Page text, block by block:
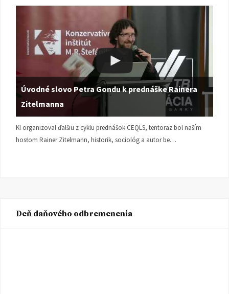
Úvodné slovo Petra Gondu k prednáške Rainera
Zitelmanna
KI organizoval ďalšiu z cyklu prednášok CEQLS, tentoraz bol naším
hosťom Rainer Zitelmann, historik, sociológ a autor be…
Deň daňového odbremenenia